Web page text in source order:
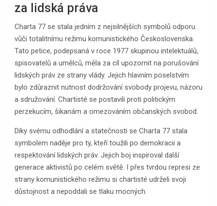
za lidská práva
Charta 77 se stala jedním z nejsilnějších symbolů odporu
vůči totalitnímu režimu komunistického Československa.
Tato petice, podepsaná v roce 1977 skupinou intelektuálů,
spisovatelů a umělců, měla za cíl upozornit na porušování
lidských práv ze strany vlády. Jejich hlavním poselstvím
bylo zdůraznit nutnost dodržování svobody projevu, názoru
a sdružování. Chartisté se postavili proti politickým
perzekucím, šikanám a omezováním občanských svobod.
Díky svému odhodlání a statečnosti se Charta 77 stala
symbolem naděje pro ty, kteří toužili po demokracii a
respektování lidských práv. Jejich boj inspiroval další
generace aktivistů po celém světě. I přes tvrdou represi ze
strany komunistického režimu si chartisté udrželi svoji
důstojnost a nepoddali se tlaku mocných.